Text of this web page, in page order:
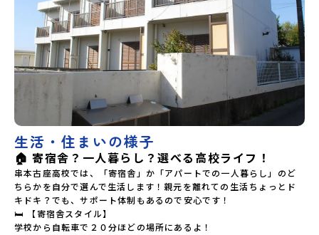
生活・住まいの様子
🏠 寄宿舎？一人暮らし？選べる高校ライフ！
串本古座高校では、「寄宿舎」か「アパートでの一人暮らし」のど
ちらかを自分で選んで生活します！親元を離れての生活――ちょっとド
キドキ？でも、サポート体制もあるので安心です！
🛏️ 【寄宿舎スタイル】
学校から自転車で２０分ほどの場所にあるよ！